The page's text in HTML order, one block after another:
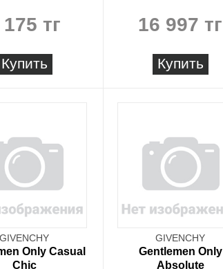
тг
Купить
16 997 тг
Купить
GIVENCHY
Only Casual
Chic
GIVENCHY
Gentlemen Only
Absolute